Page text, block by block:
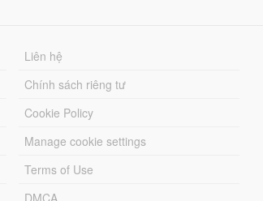
Liên hệ
Chính sách riêng tư
Cookie Policy
Manage cookie settings
Terms of Use
DMCA